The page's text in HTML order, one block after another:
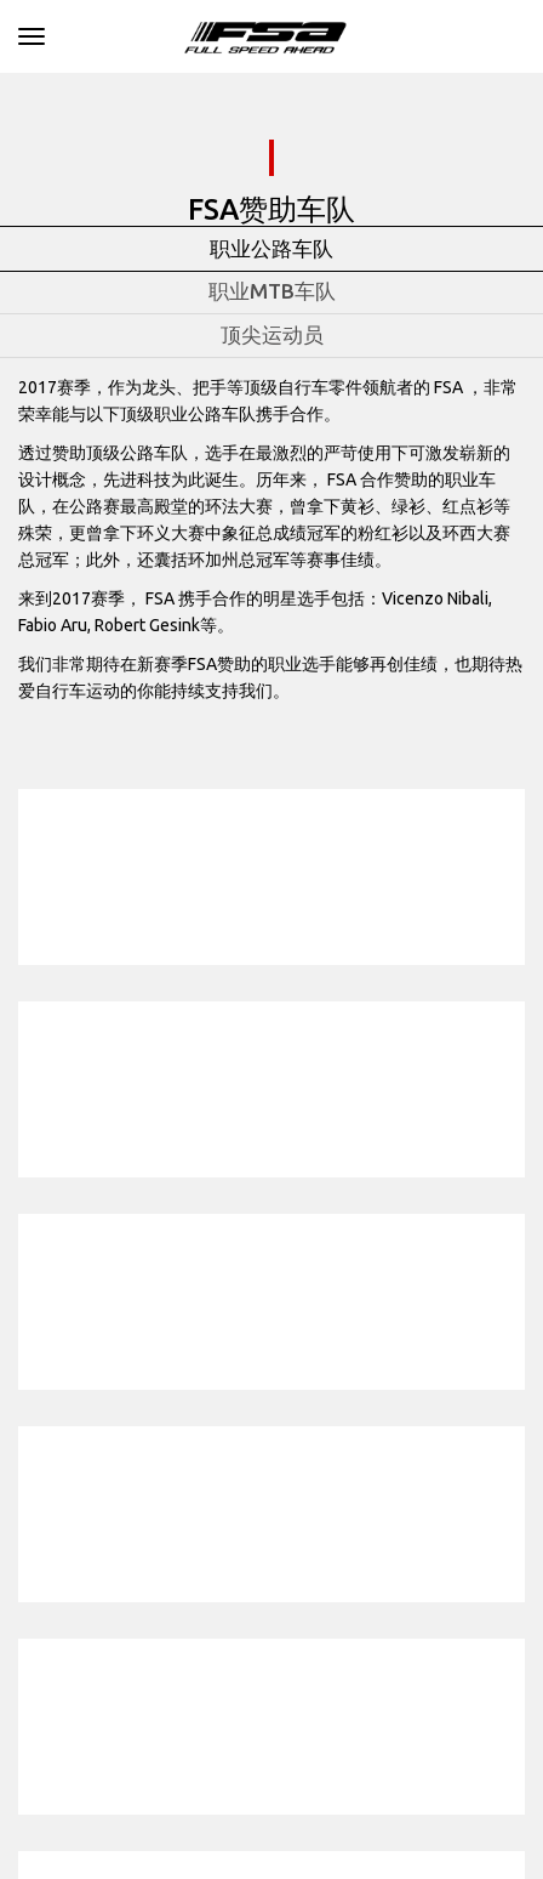
Toggle navigation
FSA赞助车队
职业公路车队
职业MTB车队
顶尖运动员
2017赛季，作为龙头、把手等顶级自行车零件领航者的 FSA ，非常
荣幸能与以下顶级职业公路车队携手合作。
透过赞助顶级公路车队，选手在最激烈的严苛使用下可激发崭新的
设计概念，先进科技为此诞生。历年来， FSA 合作赞助的职业车
队，在公路赛最高殿堂的环法大赛，曾拿下黄衫、绿衫、红点衫等
殊荣，更曾拿下环义大赛中象征总成绩冠军的粉红衫以及环西大赛
总冠军；此外，还囊括环加州总冠军等赛事佳绩。
来到2017赛季， FSA 携手合作的明星选手包括：Vicenzo Nibali,
Fabio Aru, Robert Gesink等。
我们非常期待在新赛季FSA赞助的职业选手能够再创佳绩，也期待热
爱自行车运动的你能持续支持我们。